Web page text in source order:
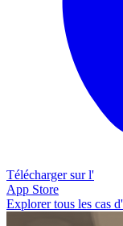
Télécharger sur l'
App Store
Explorer tous les cas